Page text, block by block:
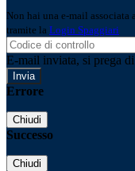
Non hai una e-mail associata
tramite la Login Spaggiari
E-mail inviata, si prega
Errore
Chiudi
Successo
Chiudi